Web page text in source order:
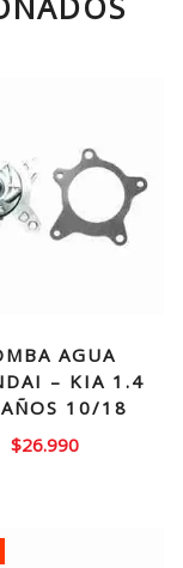
AGUA
– KIA 1.4
10/18
$26.990